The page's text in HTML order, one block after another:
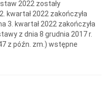
2022 zostały
kwartał 2022 zakończyła
3. kwartał 2022 zakończyła
z dnia 8 grudnia 2017 r.
z późn. zm.) wstępne